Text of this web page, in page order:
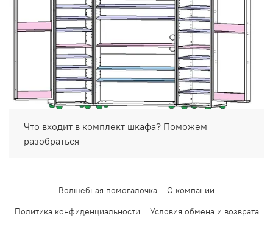
Что входит в комплект шкафа? Поможем
разобраться
Волшебная помогалочка
О компании
Политика конфиденциальности
Условия обмена и возврата